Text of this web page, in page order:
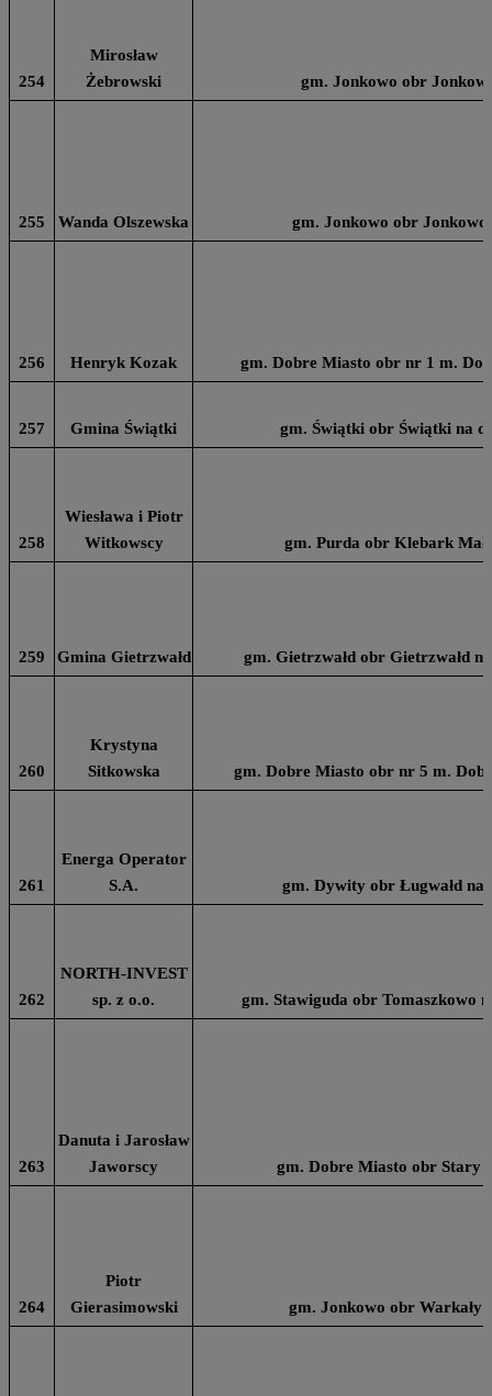
254
Mirosław
Żebrowski
gm. Jonkowo obr
255 Wanda Olszewska gm. Jonkowo obr Jonkowo
256 Henryk Kozak gm. Dobre Miasto obr nr 1 m.
257 Gmina Świątki gm. Świątki obr Świątki na
258
Wiesława i Piotr
Witkowscy
gm. Purda obr Klebark
259 Gmina Gietrzwałd gm. Gietrzwałd obr Gietrzwałd
260
Krystyna
Sitkowska
gm. Dobre Miasto obr nr 5 m.
261
Energa Operator
S.A.
gm. Dywity obr Ługwałd na
262
NORTH-INVEST
sp. z o.o.
gm. Stawiguda obr Tomaszkowo
263
Danuta i Jarosław
Jaworscy
gm. Dobre Miasto obr Stary
264
Piotr
Gierasimowski
gm. Jonkowo obr Warkały